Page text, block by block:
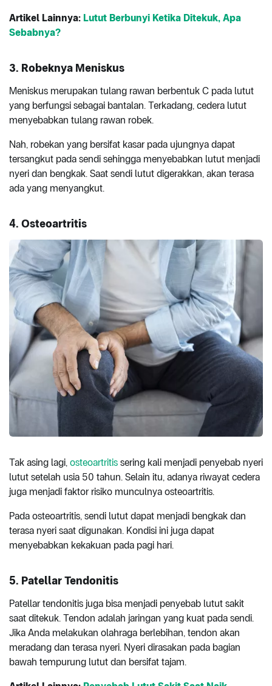
Artikel Lainnya: Lutut Berbunyi Ketika Ditekuk, Apa
Sebabnya?
3. Robeknya Meniskus
Meniskus merupakan tulang rawan berbentuk C pada lutut
yang berfungsi sebagai bantalan. Terkadang, cedera lutut
menyebabkan tulang rawan robek.
Nah, robekan yang bersifat kasar pada ujungnya dapat
tersangkut pada sendi sehingga menyebabkan lutut menjadi
nyeri dan bengkak. Saat sendi lutut digerakkan, akan terasa
ada yang menyangkut.
4. Osteoartritis
Tak asing lagi, osteoartritis sering kali menjadi penyebab nyeri
lutut setelah usia 50 tahun. Selain itu, adanya riwayat cedera
juga menjadi faktor risiko munculnya osteoartritis.
Pada osteoartritis, sendi lutut dapat menjadi bengkak dan
terasa nyeri saat digunakan. Kondisi ini juga dapat
menyebabkan kekakuan pada pagi hari.
5. Patellar Tendonitis
Patellar tendonitis juga bisa menjadi penyebab lutut sakit
saat ditekuk. Tendon adalah jaringan yang kuat pada sendi.
Jika Anda melakukan olahraga berlebihan, tendon akan
meradang dan terasa nyeri. Nyeri dirasakan pada bagian
bawah tempurung lutut dan bersifat tajam.